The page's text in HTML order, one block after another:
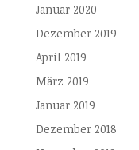
Januar 2020
Dezember 2019
April 2019
März 2019
Januar 2019
Dezember 2018